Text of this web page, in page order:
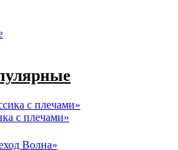
c плечами»